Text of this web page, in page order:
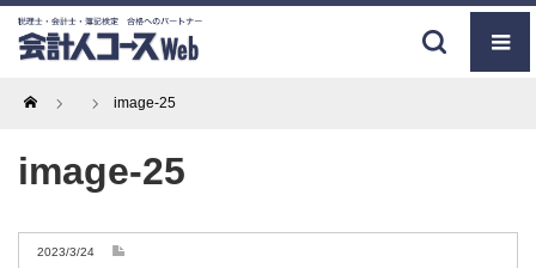
Home image-25
image-25
2023/3/24